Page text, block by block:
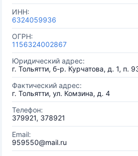
ИНН:
6324059936
ОГРН:
1156324002867
Юридический адрес:
г. Тольятти, б-р. Курчатова, д. 1, п.
Фактический адрес:
г. Тольятти, ул. Комзина, д. 4
Телефон:
379921, 378921
Email:
959550@mail.ru